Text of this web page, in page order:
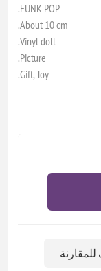
FUNK POP.
About 10 cm.
Vinyl doll.
Picture.
Gift, Toy.